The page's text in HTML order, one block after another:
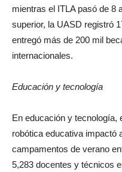
mientras el ITLA pasó de 8
superior, la UASD registró
entregó más de 200 mil
internacionales.
Educación y tecnología
En educación y tecnología,
robótica educativa impactó
campamentos de verano
5,283 docentes y técnicos